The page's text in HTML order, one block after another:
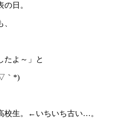
日。
たよ～」と
｀*)
校生。←いちいち古い…。